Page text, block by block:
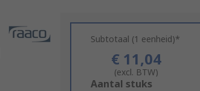
Subtotaal (1 eenheid)*
€ 11,04
(excl. BTW)
Add
Aantal stuks